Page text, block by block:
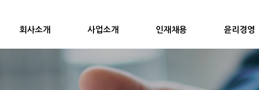
회사소개 사업소개 인재채용 윤리경영